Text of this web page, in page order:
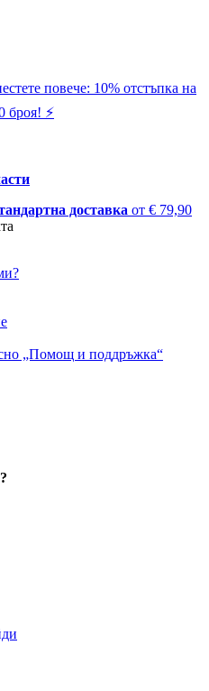
повече: 10% отстъпка на
броя! ⚡️
доставка от € 79,90
„Помощ и поддръжка“